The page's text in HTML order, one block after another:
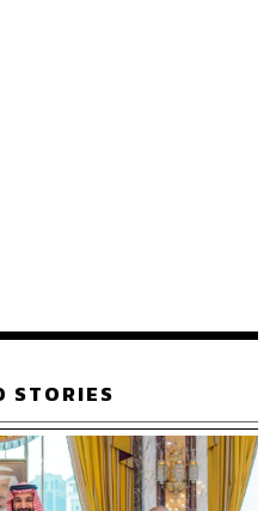
ปปินส์ รัฐบาลฟิลิปปินส์
ดการประชุมสุดยอดจาก 1
วิธีประชุมทางออนไลน์เพื่อ
รามอิหร่าน
STORIES